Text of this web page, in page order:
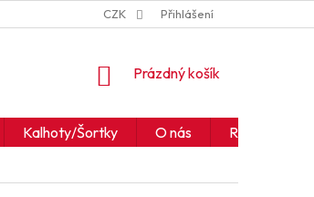
JAK ČÍST IKONY A SYMBOLY OBCHODNÍ
CZK Přihlášení
NÁKUPNÍ
Prázdný košík
Kalhoty/Šortky O nás Realizace